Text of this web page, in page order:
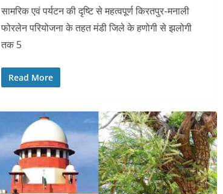
सामरिक एवं पर्यटन की दृष्टि से महत्वपूर्ण किरतपुर-मनाली
फोरलेन परियोजना के तहत मंडी जिले के हणोगी से झलोगी
तक 5
Read More